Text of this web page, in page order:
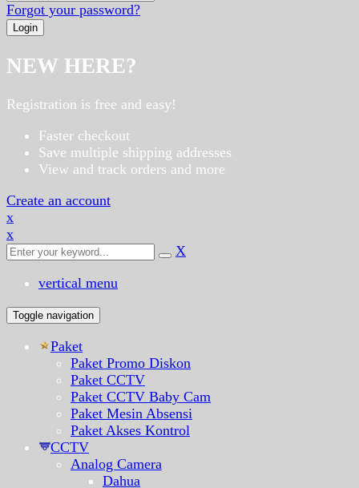
Forgot your password?
NEW HERE?
Registration is free and easy!
Faster checkout
Save multiple shipping addresses
View and track orders and more
Create an account
x
x
X
vertical menu
Toggle navigation
Paket
Paket Promo Diskon
Paket CCTV
Paket CCTV Baby Cam
Paket Mesin Absensi
Paket Akses Kontrol
CCTV
Analog Camera
Dahua